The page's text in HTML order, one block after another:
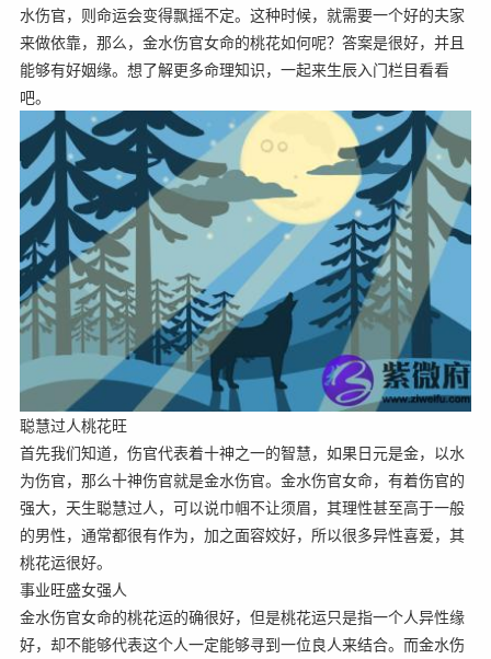
水伤官，则命运会变得飘摇不定。这种时候，就需要一个好的夫家
来做依靠，那么，金水伤官女命的桃花如何呢？答案是很好，并且
能够有好姻缘。想了解更多命理知识，一起来生辰入门栏目看看
吧。
聪慧过人桃花旺
首先我们知道，伤官代表着十神之一的智慧，如果日元是金，以水
为伤官，那么十神伤官就是金水伤官。金水伤官女命，有着伤官的
强大，天生聪慧过人，可以说巾帼不让须眉，其理性甚至高于一般
的男性，通常都很有作为，加之面容姣好，所以很多异性喜爱，其
桃花运很好。
事业旺盛女强人
金水伤官女命的桃花运的确很好，但是桃花运只是指一个人异性缘
好，却不能够代表这个人一定能够寻到一位良人来结合。而金水伤